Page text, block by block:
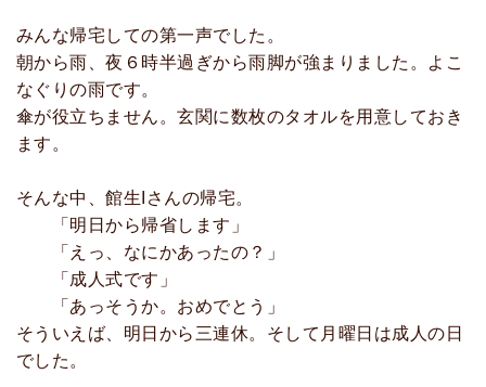
みんな帰宅しての第一声でした。
朝から雨、夜６時半過ぎから雨脚が強まりました。よこ
なぐりの雨です。
傘が役立ちません。玄関に数枚のタオルを用意しておき
ます。
そんな中、館生Iさんの帰宅。
「明日から帰省します」
「えっ、なにかあったの？」
「成人式です」
「あっそうか。おめでとう」
そういえば、明日から三連休。そして月曜日は成人の日
でした。